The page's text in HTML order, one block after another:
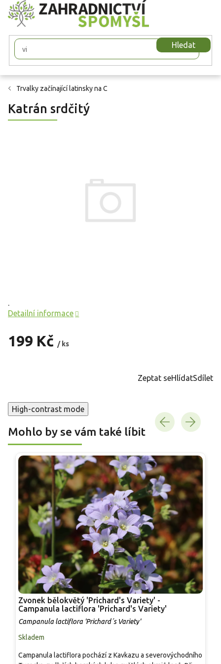
Přejít
na
obsah
Hledat
Trvalky začínající latinsky na C
Katrán srdčitý
199 Kč / ks
Detailní informace
Zeptat seHlídatSdílet
High-contrast mode
Mohlo by se vám také líbit
Zvonek bělokvětý 'Prichard's Variety' -
Campanula lactiflora 'Prichard's Variety'
Campanula lactiflora 'Prichard´s Variety'
Skladem
Campanula lactiflora pochází z Kavkazu a severovýchodního